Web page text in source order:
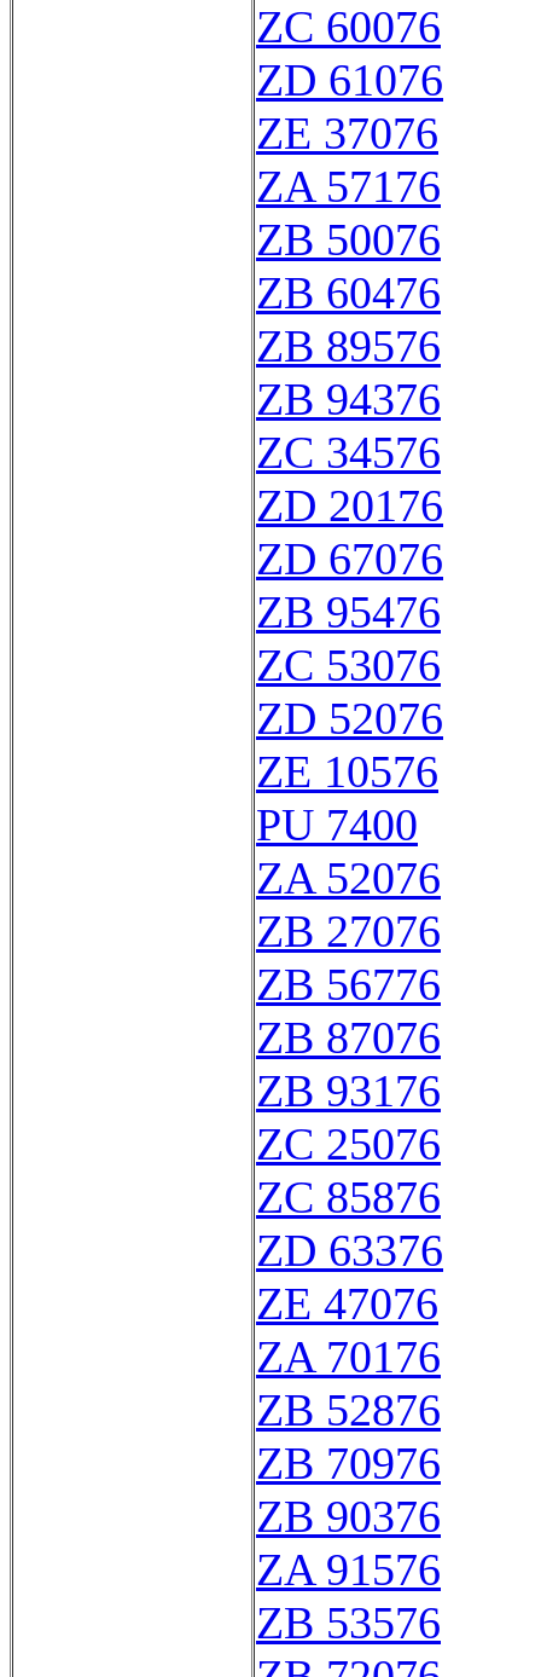
ZC 60076
ZD 61076
ZE 37076
ZA 57176
ZB 50076
ZB 60476
ZB 89576
ZB 94376
ZC 34576
ZD 20176
ZD 67076
ZB 95476
ZC 53076
ZD 52076
ZE 10576
PU 7400
ZA 52076
ZB 27076
ZB 56776
ZB 87076
ZB 93176
ZC 25076
ZC 85876
ZD 63376
ZE 47076
ZA 70176
ZB 52876
ZB 70976
ZB 90376
ZA 91576
ZB 53576